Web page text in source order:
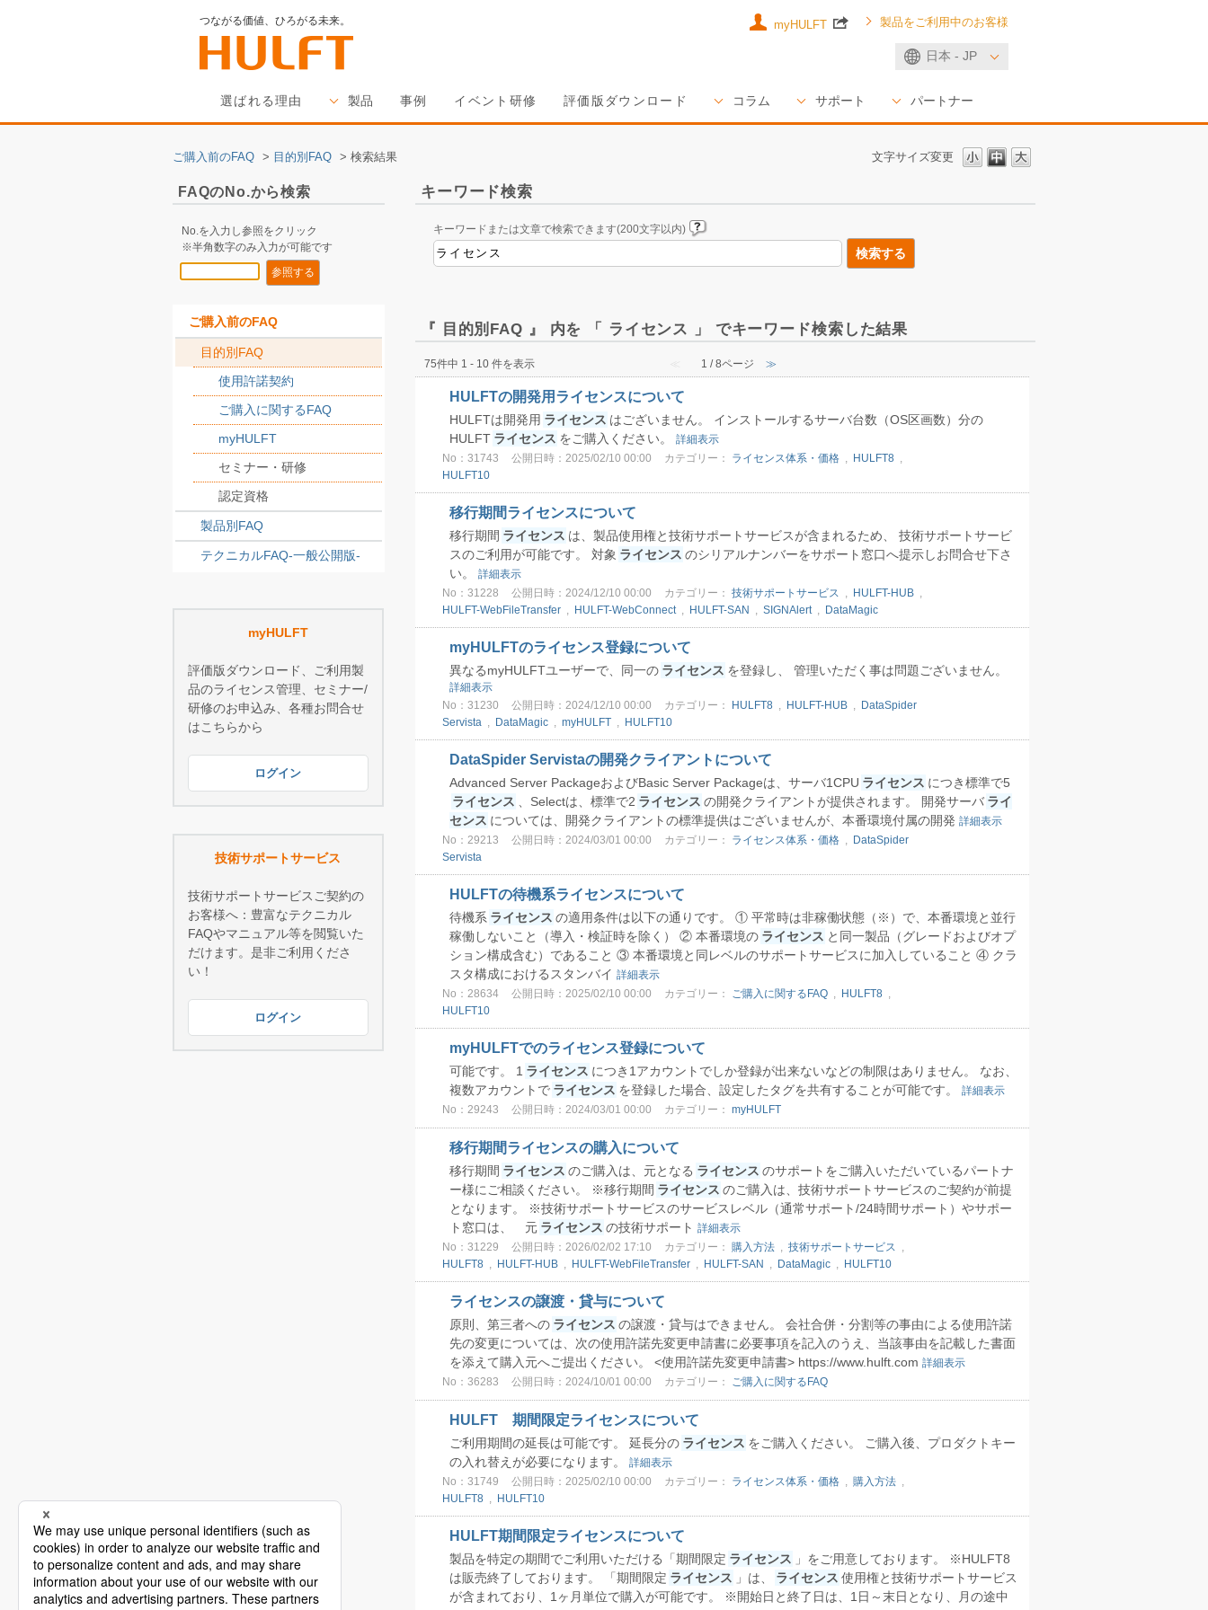
つながる価値、ひろがる未来。
日本 - JP
選ばれる理由 製品 事例 イベント研修 評価版ダウンロード コラム サポート パートナー
myHULFT 製品をご利用中のお客様
文字サイズ変更
ご購入前のFAQ > 目的別FAQ > 検索結果
FAQのNo.から検索
No.を入力し参照をクリック
※半角数字のみ入力が可能です
ご購入前のFAQ
目的別FAQ
使用許諾契約
ご購入に関するFAQ
myHULFT
セミナー・研修
認定資格
製品別FAQ
テクニカルFAQ-一般公開版-
myHULFT
評価版ダウンロード、ご利用製
品のライセンス管理、セミナー/
研修のお申込み、各種お問合せ
はこちらから
ログイン
技術サポートサービス
技術サポートサービスご契約の
お客様へ：豊富なテクニカル
FAQやマニュアル等を閲覧いた
だけます。是非ご利用くださ
い！
ログイン
キーワード検索
キーワードまたは文章で検索できます(200文字以内)
『 目的別FAQ 』 内を 「 ライセンス 」 でキーワード検索した結果
75件中 1 - 10 件を表示 ≪ 1 / 8ページ ≫
HULFTの開発用ライセンスについて
HULFTは開発用 ライセンス はございません。 インストールするサーバ台数（OS区画数）分の
HULFT ライセンス をご購入ください。 詳細表示
No：31743 公開日時：2025/02/10 00:00 カテゴリー： ライセンス体系・価格 , HULFT8 ,
HULFT10
移行期間ライセンスについて
移行期間 ライセンス は、製品使用権と技術サポートサービスが含まれるため、 技術サポートサービ
スのご利用が可能です。 対象 ライセンス のシリアルナンバーをサポート窓口へ提示しお問合せ下さ
い。
詳細表示
No：31228 公開日時：2024/12/10 00:00 カテゴリー： 技術サポートサービス , HULFT-HUB ,
HULFT-WebFileTransfer , HULFT-WebConnect, HULFT-SAN , SIGNAlert, DataMagic
myHULFTのライセンス登録について
異なるmyHULFTユーザーで、同一の ライセンス を登録し、 管理いただく事は問題ございません。
詳細表示
No：31230 公開日時：2024/12/10 00:00 カテゴリー： HULFT8 , HULFT-HUB , DataSpider
Servista , DataMagic , myHULFT , HULFT10
DataSpider Servistaの開発クライアントについて
Advanced Server PackageおよびBasic Server Packageは、サーバ1CPU ライセンス につき標準で5
ライセンス
、Selectは、標準で2 ライセンス の開発クライアントが提供されます。 開発サーバ ライ
センス については、開発クライアントの標準提供はございませんが、本番環境付属の開発 詳細表示
No：29213 公開日時：2024/03/01 00:00 カテゴリー： ライセンス体系・価格 , DataSpider
Servista
HULFTの待機系ライセンスについて
待機系 ライセンス の適用条件は以下の通りです。 ① 平常時は非稼働状態（※）で、本番環境と並行
稼働しないこと（導入・検証時を除く） ② 本番環境の ライセンス と同一製品（グレードおよびオプ
ション構成含む）であること ③ 本番環境と同レベルのサポートサービスに加入していること ④ クラ
スタ構成におけるスタンバイ 詳細表示
No：28634 公開日時：2025/02/10 00:00 カテゴリー： ご購入に関するFAQ , HULFT8 ,
HULFT10
myHULFTでのライセンス登録について
可能です。 1 ライセンス につき1アカウントでしか登録が出来ないなどの制限はありません。 なお、
複数アカウントで ライセンス を登録した場合、設定したタグを共有することが可能です。 詳細表示
No：29243 公開日時：2024/03/01 00:00 カテゴリー： myHULFT
移行期間ライセンスの購入について
移行期間 ライセンス のご購入は、元となる ライセンス のサポートをご購入いただいているパートナ
ー様にご相談ください。 ※移行期間 ライセンス のご購入は、技術サポートサービスのご契約が前提
となります。 ※技術サポートサービスのサービスレベル（通常サポート/24時間サポート）やサポー
ト窓口は、 元 ライセンス の技術サポート 詳細表示
No：31229 公開日時：2026/02/02 17:10 カテゴリー： 購入方法 , 技術サポートサービス ,
HULFT8 , HULFT-HUB , HULFT-WebFileTransfer , HULFT-SAN , DataMagic , HULFT10
ライセンスの譲渡・貸与について
原則、第三者への ライセンス の譲渡・貸与はできません。 会社合併・分割等の事由による使用許諾
先の変更については、次の使用許諾先変更申請書に必要事項を記入のうえ、当該事由を記載した書面
を添えて購入元へご提出ください。 <使用許諾先変更申請書> https://www.hulft.com 詳細表示
No：36283 公開日時：2024/10/01 00:00 カテゴリー： ご購入に関するFAQ
HULFT 期間限定ライセンスについて
ご利用期間の延長は可能です。 延長分の ライセンス をご購入ください。 ご購入後、プロダクトキー
の入れ替えが必要になります。
詳細表示
No：31749 公開日時：2025/02/10 00:00 カテゴリー： ライセンス体系・価格 , 購入方法 ,
HULFT8 , HULFT10
HULFT期間限定ライセンスについて
製品を特定の期間でご利用いただける「期間限定 ライセンス 」をご用意しております。 ※HULFT8
は販売終了しております。 「期間限定 ライセンス 」は、 ライセンス 使用権と技術サポートサービス
が含まれており、1ヶ月単位で購入が可能です。 ※開始日と終了日は、1日～末日となり、月の途中